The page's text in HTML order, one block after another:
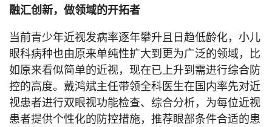
融汇创新，做领域的开拓者
当前青少年近视发病率逐年攀升且日趋低龄化，小儿
眼科病种也由原来单纯性扩大到更为广泛的领域，比
如原来看似简单的近视，现在已上升到需进行综合防
控的高度。戴鸿斌主任带领全科医生在国内率先对近
视患者进行双眼视功能检查、综合分析，为每位近视
患者提供个性化的防控措施，推荐眼部条件合适的患